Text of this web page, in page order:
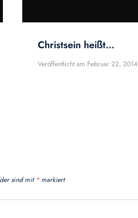
Christsein heißt…
Veröffentlicht am Februar 22, 2014
sind mit *markiert